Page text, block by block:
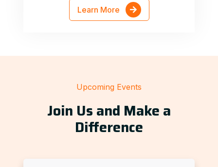
Learn More
Upcoming Events
Join Us and Make a
Difference